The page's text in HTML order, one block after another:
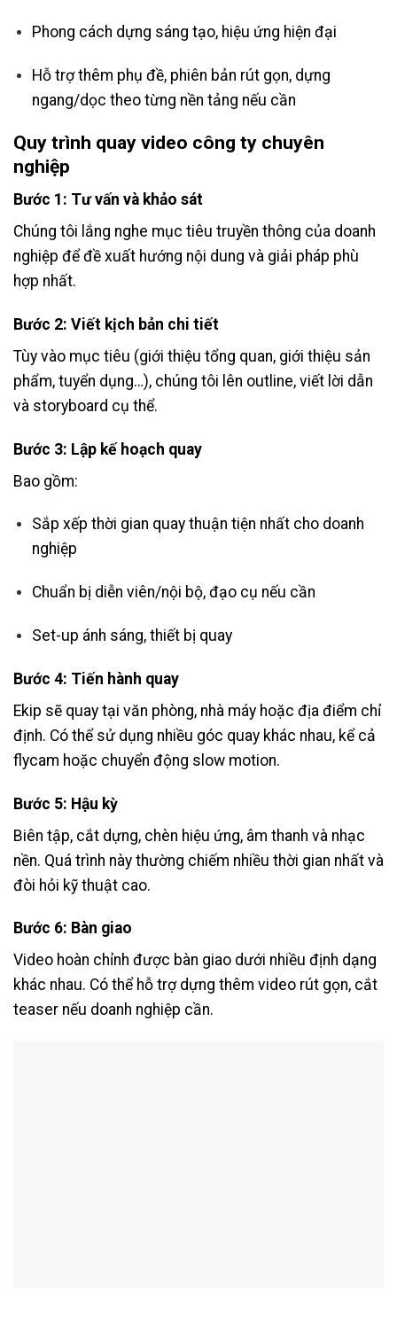
Phong cách dựng sáng tạo, hiệu ứng hiện đại
Hỗ trợ thêm phụ đề, phiên bản rút gọn, dựng
ngang/dọc theo từng nền tảng nếu cần
Quy trình quay video công ty chuyên
nghiệp
Bước 1: Tư vấn và khảo sát
Chúng tôi lắng nghe mục tiêu truyền thông của doanh
nghiệp để đề xuất hướng nội dung và giải pháp phù
hợp nhất.
Bước 2: Viết kịch bản chi tiết
Tùy vào mục tiêu (giới thiệu tổng quan, giới thiệu sản
phẩm, tuyển dụng…), chúng tôi lên outline, viết lời dẫn
và storyboard cụ thể.
Bước 3: Lập kế hoạch quay
Bao gồm:
Sắp xếp thời gian quay thuận tiện nhất cho doanh
nghiệp
Chuẩn bị diễn viên/nội bộ, đạo cụ nếu cần
Set-up ánh sáng, thiết bị quay
Bước 4: Tiến hành quay
Ekip sẽ quay tại văn phòng, nhà máy hoặc địa điểm chỉ
định. Có thể sử dụng nhiều góc quay khác nhau, kể cả
flycam hoặc chuyển động slow motion.
Bước 5: Hậu kỳ
Biên tập, cắt dựng, chèn hiệu ứng, âm thanh và nhạc
nền. Quá trình này thường chiếm nhiều thời gian nhất và
đòi hỏi kỹ thuật cao.
Bước 6: Bàn giao
Video hoàn chỉnh được bàn giao dưới nhiều định dạng
khác nhau. Có thể hỗ trợ dựng thêm video rút gọn, cắt
teaser nếu doanh nghiệp cần.